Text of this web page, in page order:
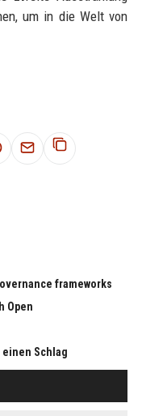
um in die Welt von
frameworks
Open
Schlag